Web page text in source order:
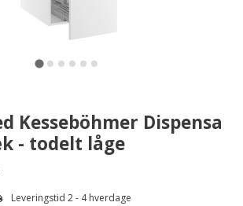
Kesseböhmer Dispensa
- todelt låge
Leveringstid 2 - 4 hverdage